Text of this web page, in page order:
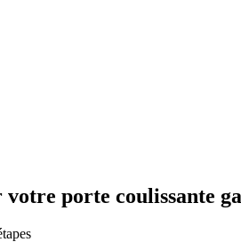
porte coulissante